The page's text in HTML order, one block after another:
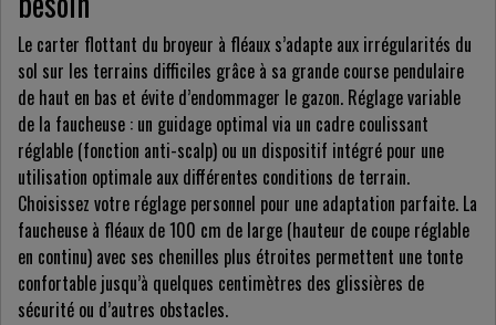
Le carter flottant du broyeur à fléaux s’adapte aux irrégularités du
sol sur les terrains difficiles grâce à sa grande course pendulaire
de haut en bas et évite d’endommager le gazon. Réglage variable
de la faucheuse : un guidage optimal via un cadre coulissant
réglable (fonction anti-scalp) ou un dispositif intégré pour une
utilisation optimale aux différentes conditions de terrain.
Choisissez votre réglage personnel pour une adaptation parfaite. La
faucheuse à fléaux de 100 cm de large (hauteur de coupe réglable
en continu) avec ses chenilles plus étroites permettent une tonte
confortable jusqu’à quelques centimètres des glissières de
sécurité ou d’autres obstacles.